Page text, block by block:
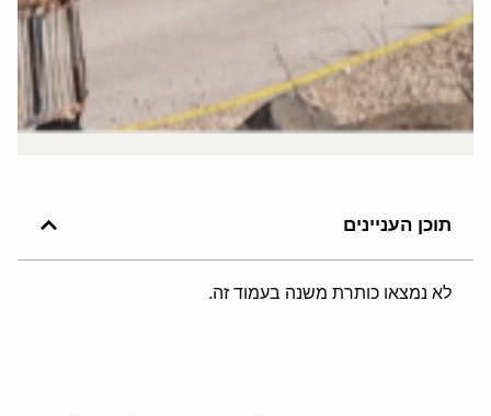
תוכן העניינים
לא נמצאו כותרת משנה בעמוד זה.